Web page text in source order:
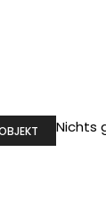
Nichts